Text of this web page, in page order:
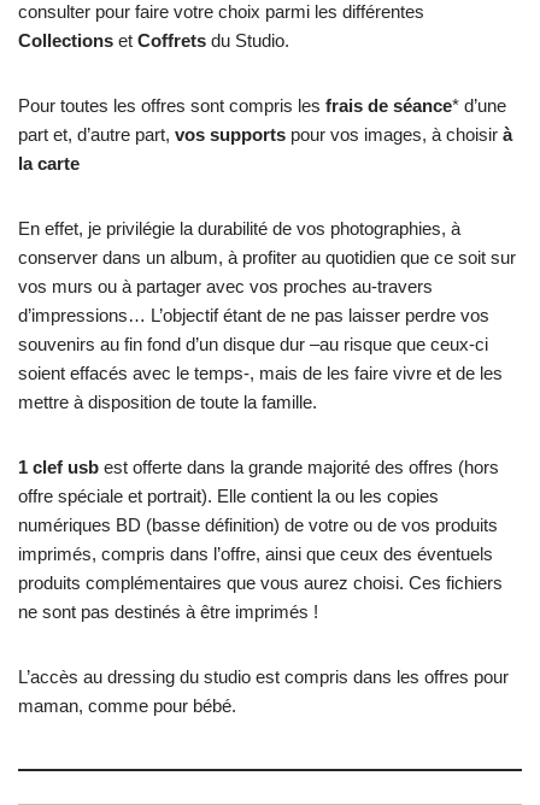
consulter pour faire votre choix parmi les différentes
Collections et Coffrets du Studio.
Pour toutes les offres sont compris les frais de séance* d’une
part et, d’autre part, vos supports pour vos images, à choisir à
la carte
En effet, je privilégie la durabilité de vos photographies, à
conserver dans un album, à profiter au quotidien que ce soit sur
vos murs ou à partager avec vos proches au-travers
d’impressions… L’objectif étant de ne pas laisser perdre vos
souvenirs au fin fond d’un disque dur –au risque que ceux-ci
soient effacés avec le temps-, mais de les faire vivre et de les
mettre à disposition de toute la famille.
1 clef usb est offerte dans la grande majorité des offres (hors
offre spéciale et portrait). Elle contient la ou les copies
numériques BD (basse définition) de votre ou de vos produits
imprimés, compris dans l’offre, ainsi que ceux des éventuels
produits complémentaires que vous aurez choisi. Ces fichiers
ne sont pas destinés à être imprimés !
L’accès au dressing du studio est compris dans les offres pour
maman, comme pour bébé.